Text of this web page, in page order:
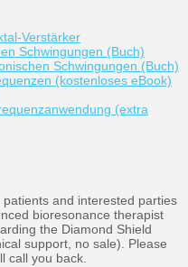
Verstärker
Schwingungen (Buch)
Schwingungen (Buch)
(kostenloses eBook)
(extra
and interested parties
bioresonance therapist
the Diamond Shield
support, no sale). Please
call you back.